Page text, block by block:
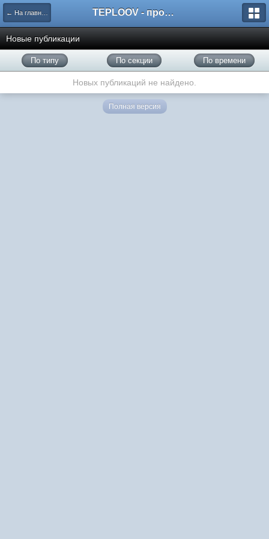
← На главную TEPLOOV - программный комплекс для расчёта систем отопления и вентиляции
Новые публикации
По типу По секции По времени
Новых публикаций не найдено.
Полная версия